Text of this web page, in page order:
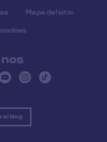
Mapa del sitio
al blog